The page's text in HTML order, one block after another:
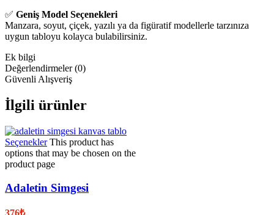
✅ Geniş Model Seçenekleri
Manzara, soyut, çiçek, yazılı ya da figüratif modellerle tarzınıza
uygun tabloyu kolayca bulabilirsiniz.
Ek bilgi
Değerlendirmeler (0)
Güvenli Alışveriş
İlgili ürünler
Seçenekler This product has
options that may be chosen on the
product page
Adaletin Simgesi